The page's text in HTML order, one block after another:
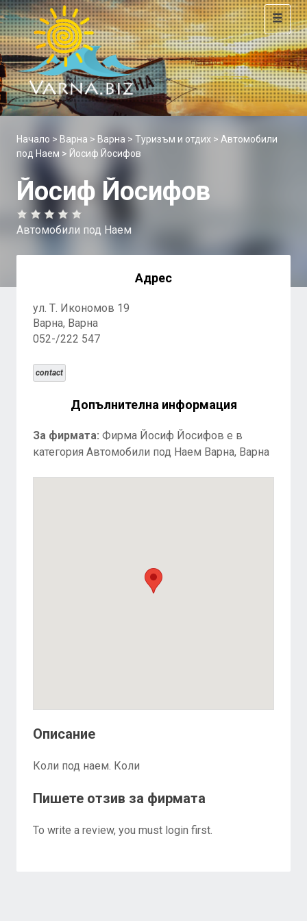
Toggle
Начало > Варна > Варна > Туризъм и отдих > Автомобили
под Наем > Йосиф Йосифов
Йосиф Йосифов
Автомобили под Наем
Адрес
ул. Т. Икономов 19
Варна, Варна
052-/222 547
contact
Допълнителна информация
За фирмата: Фирма Йосиф Йосифов е в
категория Автомобили под Наем Варна, Варна
Описание
Коли под наем. Коли
Пишете отзив за фирмата
To write a review, you must login first.